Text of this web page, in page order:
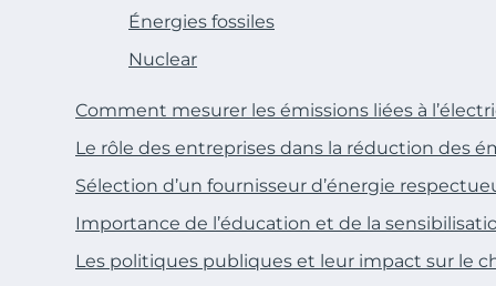
Énergies fossiles
Nuclear
Comment mesurer les émissions liées à
Le rôle des entreprises dans la réduction des
Sélection d’un fournisseur d’énergie
Importance de l’éducation et de la
Les politiques publiques et leur impact sur le